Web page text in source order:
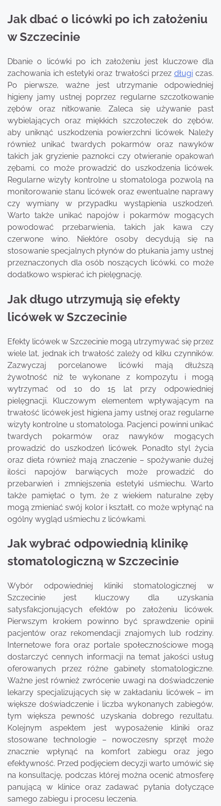
Jak dbać o licówki po ich założeniu
w Szczecinie
Dbanie o licówki po ich założeniu jest kluczowe dla
zachowania ich estetyki oraz trwałości przez długiczas.
Po pierwsze, ważne jest utrzymanie odpowiedniej
higieny jamy ustnej poprzez regularne szczotkowanie
zębów oraz nitkowanie. Zaleca się używanie past
wybielających oraz miękkich szczoteczek do zębów,
aby uniknąć uszkodzenia powierzchni licówek. Należy
również unikać twardych pokarmów oraz nawyków
takich jak gryzienie paznokci czy otwieranie opakowań
zębami, co może prowadzić do uszkodzenia licówek.
Regularne wizyty kontrolne u stomatologa pozwolą na
monitorowanie stanu licówek oraz ewentualne naprawy
czy wymiany w przypadku wystąpienia uszkodzeń.
Warto także unikać napojów i pokarmów mogących
powodować przebarwienia, takich jak kawa czy
czerwone wino. Niektóre osoby decydują się na
stosowanie specjalnych płynów do płukania jamy ustnej
przeznaczonych dla osób noszących licówki, co może
dodatkowo wspierać ich pielęgnację.
Jak długo utrzymują się efekty
licówek w Szczecinie
Efekty licówek w Szczecinie mogą utrzymywać się przez
wiele lat, jednak ich trwałość zależy od kilku czynników.
Zazwyczaj porcelanowe licówki mają dłuższą
żywotność niż te wykonane z kompozytu i mogą
wytrzymać od 10 do 15 lat przy odpowiedniej
pielęgnacji. Kluczowym elementem wpływającym na
trwałość licówek jest higiena jamy ustnej oraz regularne
wizyty kontrolne u stomatologa. Pacjenci powinni unikać
twardych pokarmów oraz nawyków mogących
prowadzić do uszkodzeń licówek. Ponadto styl życia
oraz dieta również mają znaczenie – spożywanie dużej
ilości napojów barwiących może prowadzić do
przebarwień i zmniejszenia estetyki uśmiechu. Warto
także pamiętać o tym, że z wiekiem naturalne zęby
mogą zmieniać swój kolor i kształt, co może wpłynąć na
ogólny wygląd uśmiechu z licówkami.
Jak wybrać odpowiednią klinikę
stomatologiczną w Szczecinie
Wybór odpowiedniej kliniki stomatologicznej w
Szczecinie jest kluczowy dla uzyskania
satysfakcjonujących efektów po założeniu licówek.
Pierwszym krokiem powinno być sprawdzenie opinii
pacjentów oraz rekomendacji znajomych lub rodziny.
Internetowe fora oraz portale społecznościowe mogą
dostarczyć cennych informacji na temat jakości usług
oferowanych przez różne gabinety stomatologiczne.
Ważne jest również zwrócenie uwagi na doświadczenie
lekarzy specjalizujących się w zakładaniu licówek – im
większe doświadczenie i liczba wykonanych zabiegów,
tym większa pewność uzyskania dobrego rezultatu.
Kolejnym aspektem jest wyposażenie kliniki oraz
stosowane technologie – nowoczesny sprzęt może
znacznie wpłynąć na komfort zabiegu oraz jego
efektywność. Przed podjęciem decyzji warto umówić się
na konsultację, podczas której można ocenić atmosferę
panującą w klinice oraz zadawać pytania dotyczące
samego zabiegu i procesu leczenia.